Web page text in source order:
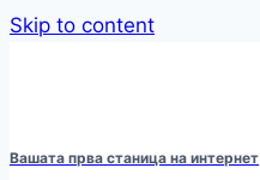
Skip to content
Вашата прва станица на интернет